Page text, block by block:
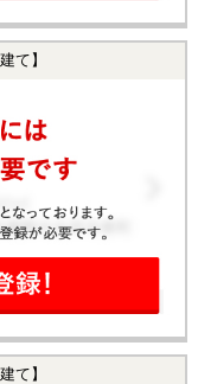
て】
て】